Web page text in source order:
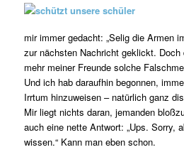
mir immer gedacht: „Selig die Armen
zur nächsten Nachricht geklickt.
mehr meiner Freunde solche
Und ich hab daraufhin begonnen,
Irrtum hinzuweisen – natürlich ganz
Mir liegt nichts daran, jemanden
auch eine nette Antwort: „Ups. Sorry,
wissen.“ Kann man eben schon.